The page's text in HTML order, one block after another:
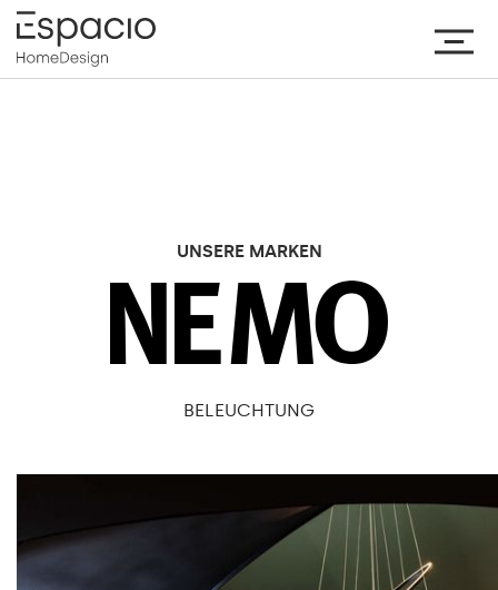
UNSERE MARKEN
BELEUCHTUNG